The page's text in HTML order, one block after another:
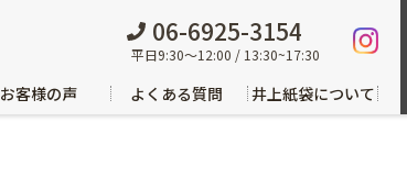
06-6925-3154
平日9:30～12:00 / 13:30~17:30
お客様の声 よくある質問 井上紙袋について